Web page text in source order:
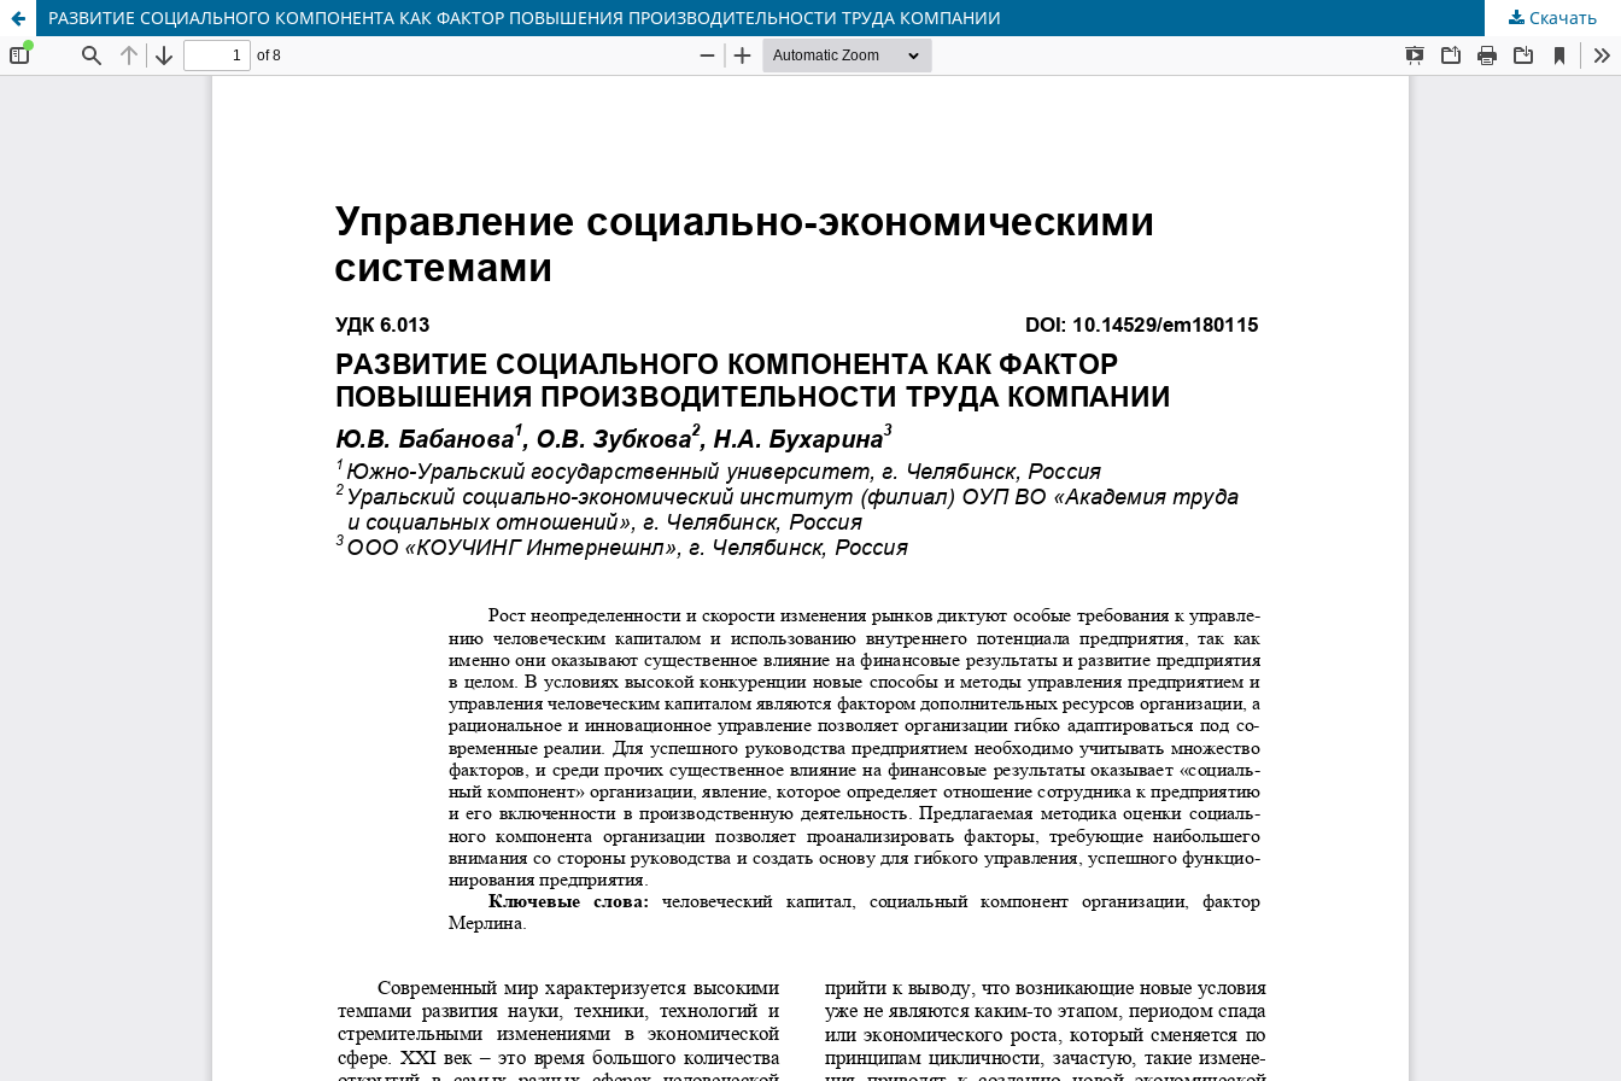
РАЗВИТИЕ СОЦИАЛЬНОГО КОМПОНЕНТА КАК ФАКТОР ПОВЫШЕНИЯ ПРОИЗВОДИТЕЛЬНОСТИ ТРУДА КОМПАНИИ Скачать